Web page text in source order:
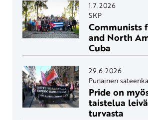
1.7.2026
SKP
Communists
and North
Cuba
29.6.2026
Punainen
Pride on
taistelua
turvasta